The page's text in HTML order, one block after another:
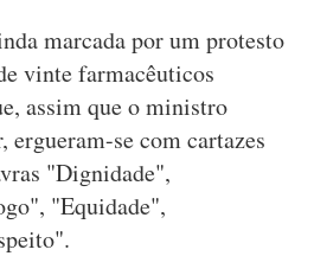
marcada por um protesto
vinte farmacêuticos
assim que o ministro
ergueram-se com cartazes
"Dignidade",
"Equidade",